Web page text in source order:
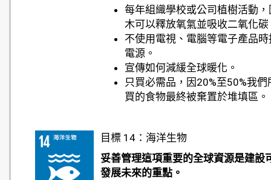
每年組織學校或公司植樹活動，
木可以釋放氧氣並吸收二氧化碳
不使用電視、電腦等電子產品時
電源。
宣傳如何減緩全球暖化。
只買必需品，因20%至50%我們
買的食物最終被棄置於堆填區。
目標 14：海洋生物
妥善管理這項重要的全球資源是建設
發展未來的重點。